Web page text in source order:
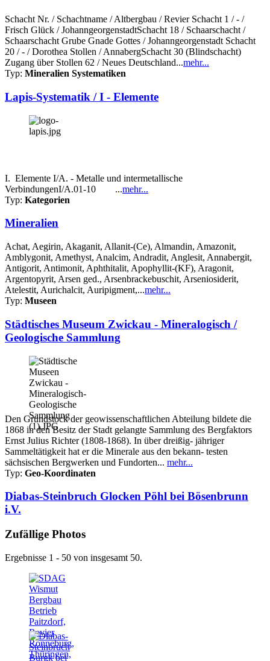
Schacht Nr. / Schachtname / Altbergbau / Revier Schacht 1 / - /
Frisch Glück / JohanngeorgenstadtSchacht 18 / Schaarschacht /
Schaarschacht Grube Gnade Gottes / Johanngeorgenstadt Schacht
20 / - / Dorothea Stollen / AnnabergSchacht 30 (Blindschacht)
Zugang über Stollen 62 / Neues Deutschland...mehr...
Typ: Mineralien Systematiken
Lapis-Systematik / I - Elemente
I. Elemente I/A. - Metalle und intermetallische
VerbindungenI/A.01-10 ...mehr...
Typ: Kategorien
Mineralien
Achat, Aegirin, Akaganit, Allanit-(Ce), Almandin, Amazonit,
Amblygonit, Amethyst, Analcim, Andradit, Anglesit, Annabergit,
Antigorit, Antimonit, Aphthitalit, Apophyllit-(KF), Aragonit,
Argentopyrit, Arsen ged., Arsenbrackebuschit, Arseniosiderit,
Atelestit, Aurichalcit, Auripigment,...mehr...
Typ: Museen
Städtisches Museum Zwickau - Mineralogisch /
Geologische Sammlung
Den Grundstock der geowissenschaftlichen Abteilung bildete die
1868 in den Besitz der Stadt gelangte Sammlung des Bergfaktors
Ernst Julius Richter (1808-1868). In über dreißig- jähriger
Sammeltätigkeit hat er die Minerale aus den bekann- testen
sächsischen Bergwerken und Fundorten... mehr...
Typ: Geo-Koordinaten
Diabas-Steinbruch Glocken Pöhl bei Bösenbrunn
i.V.
Zufällige Photos
Ergebnisse 1 - 50 von insgesamt 50.